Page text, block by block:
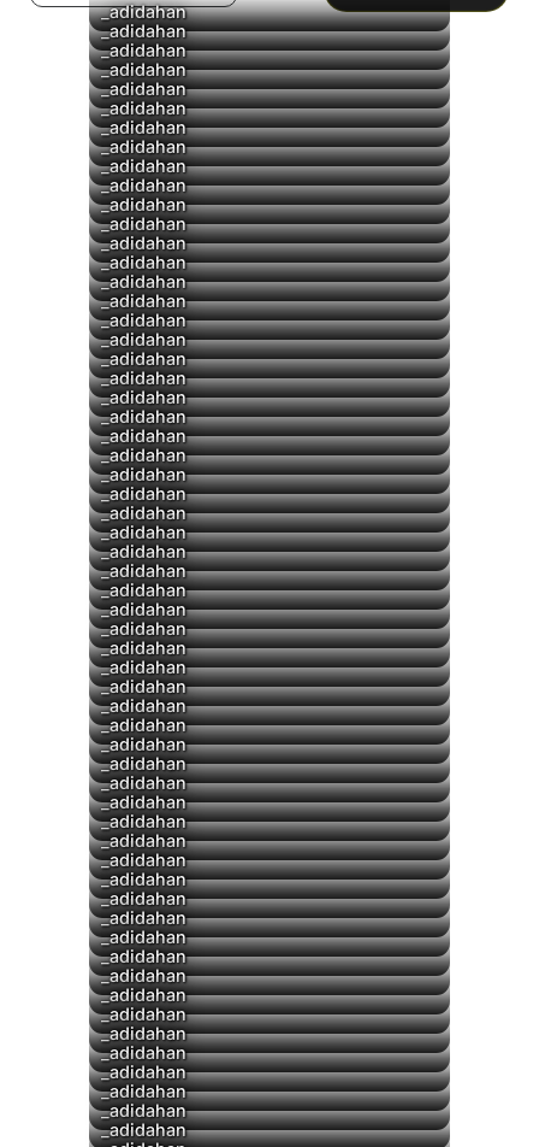
_adidahan
▶
_adidahan
▶
_adidahan
_adidahan
▶
_adidahan
▶
_adidahan
_adidahan
▶
_adidahan
▶
_adidahan
▶
_adidahan
▶
_adidahan
_adidahan
▶
_adidahan
▶
_adidahan
_adidahan
_adidahan
▶
_adidahan
▶
_adidahan
_adidahan
▶
_adidahan
▶
_adidahan
_adidahan
▶
_adidahan
▶
_adidahan
▶
_adidahan
▶
_adidahan
▶
_adidahan
_adidahan
_adidahan
▶
_adidahan
▶
_adidahan
_adidahan
_adidahan
_adidahan
▶
_adidahan
_adidahan
_adidahan
_adidahan
_adidahan
_adidahan
_adidahan
▶
_adidahan
_adidahan
_adidahan
▶
_adidahan
▶
_adidahan
_adidahan
▶
_adidahan
_adidahan
_adidahan
_adidahan
▶
_adidahan
▶
_adidahan
_adidahan
_adidahan
▶
_adidahan
▶
_adidahan
_adidahan
_adidahan